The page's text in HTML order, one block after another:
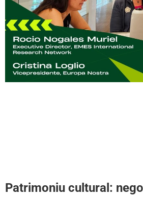
Patrimoniu cultural: